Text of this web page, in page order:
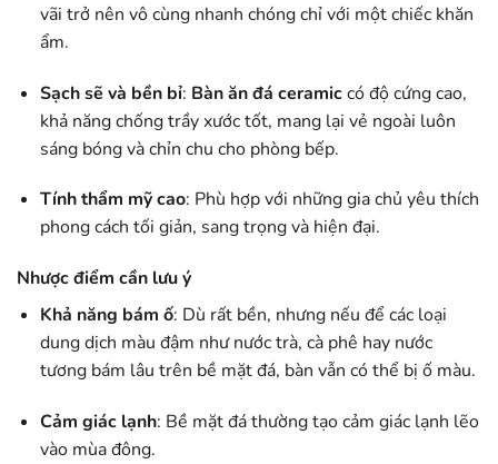
vãi trở nên vô cùng nhanh chóng chỉ với một chiếc khăn
ẩm.
Sạch sẽ và bền bỉ: Bàn ăn đá ceramiccó độ cứng cao,
khả năng chống trầy xước tốt, mang lại vẻ ngoài luôn
sáng bóng và chỉn chu cho phòng bếp.
Tính thẩm mỹ cao: Phù hợp với những gia chủ yêu thích
phong cách tối giản, sang trọng và hiện đại.
Nhược điểm cần lưu ý
Khả năng bám ố: Dù rất bền, nhưng nếu để các loại
dung dịch màu đậm như nước trà, cà phê hay nước
tương bám lâu trên bề mặt đá, bàn vẫn có thể bị ố màu.
Cảm giác lạnh: Bề mặt đá thường tạo cảm giác lạnh lẽo
vào mùa đông.